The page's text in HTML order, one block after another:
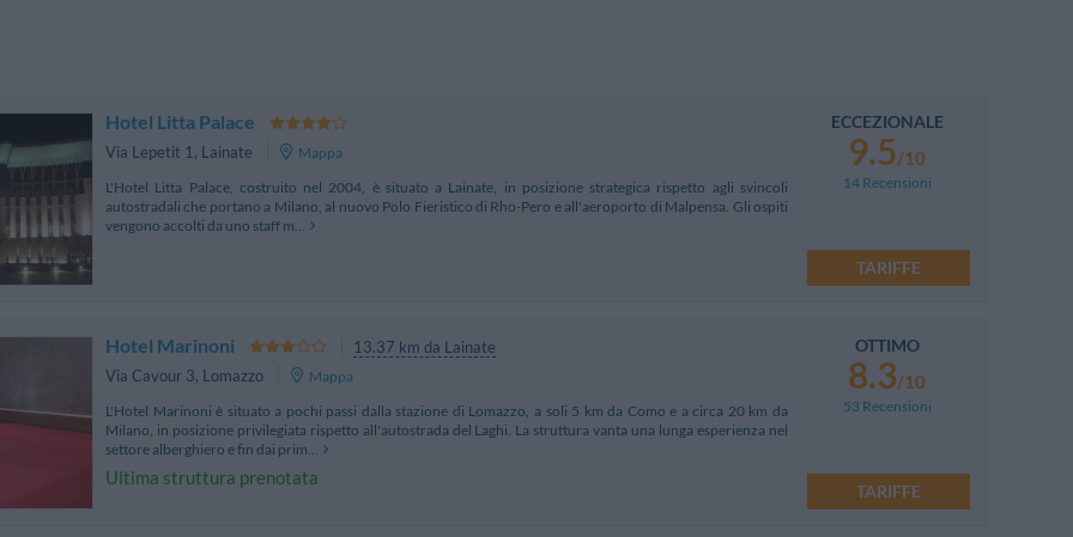
Hotel Litta Palace
Via Lepetit 1, Lainate
Mappa
L'Hotel Litta Palace, costruito nel 2004, è situato a Lainate, in posizione strategica rispetto agli svincoli
autostradali che portano a Milano, al nuovo Polo Fieristico di Rho-Pero e all'aeroporto di Malpensa. Gli ospiti
vengono accolti da uno staff m...
ECCEZIONALE
9.5/10
14 Recensioni
TARIFFE
Hotel Marinoni
13.37 km da Lainate
Via Cavour 3, Lomazzo
Mappa
L'Hotel Marinoni è situato a pochi passi dalla stazione di Lomazzo, a soli 5 km da Como e a circa 20 km da
Milano, in posizione privilegiata rispetto all'autostrada del Laghi. La struttura vanta una lunga esperienza nel
settore alberghiero e fin dai prim...
Ultima struttura prenotata
OTTIMO
8.3/10
53 Recensioni
TARIFFE